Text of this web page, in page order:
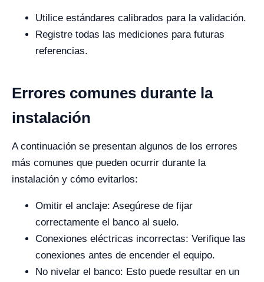
Utilice estándares calibrados para la validación.
Registre todas las mediciones para futuras
referencias.
Errores comunes durante la
instalación
A continuación se presentan algunos de los errores
más comunes que pueden ocurrir durante la
instalación y cómo evitarlos:
Omitir el anclaje: Asegúrese de fijar
correctamente el banco al suelo.
Conexiones eléctricas incorrectas: Verifique las
conexiones antes de encender el equipo.
No nivelar el banco: Esto puede resultar en un